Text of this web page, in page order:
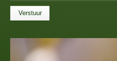
Verstuur